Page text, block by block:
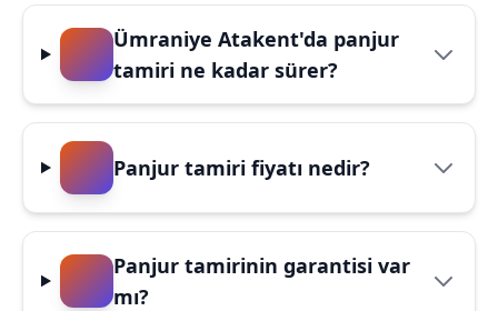
Ümraniye Atakent'da panjur
tamiri ne kadar sürer?
Panjur tamiri fiyatı nedir?
Panjur tamirinin garantisi var
mı?